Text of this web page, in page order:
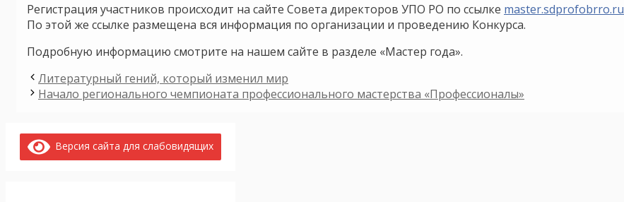
Регистрация участников происходит на сайте Совета директоров УПО РО по ссылке master.sdprofobrro.ru
По этой же ссылке размещена вся информация по организации и проведению Конкурса.
Подробную информацию смотрите на нашем сайте в разделе «Мастер года».
Литературный гений, который изменил мир
Начало регионального чемпионата профессионального мастерства «Профессионалы»
Версия сайта для слабовидящих